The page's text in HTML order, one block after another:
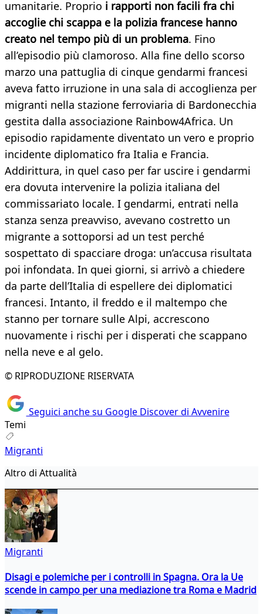
umanitarie. Proprio i rapporti non facili fra chi
accoglie chi scappa e la polizia francese hanno
creato nel tempo più di un problema. Fino
all’episodio più clamoroso. Alla fine dello scorso
marzo una pattuglia di cinque gendarmi francesi
aveva fatto irruzione in una sala di accoglienza per
migranti nella stazione ferroviaria di Bardonecchia
gestita dalla associazione Rainbow4Africa. Un
episodio rapidamente diventato un vero e proprio
incidente diplomatico fra Italia e Francia.
Addirittura, in quel caso per far uscire i gendarmi
era dovuta intervenire la polizia italiana del
commissariato locale. I gendarmi, entrati nella
stanza senza preavviso, avevano costretto un
migrante a sottoporsi ad un test perché
sospettato di spacciare droga: un’accusa risultata
poi infondata. In quei giorni, si arrivò a chiedere
da parte dell’Italia di espellere dei diplomatici
francesi. Intanto, il freddo e il maltempo che
stanno per tornare sulle Alpi, accrescono
nuovamente i rischi per i disperati che scappano
nella neve e al gelo.
© RIPRODUZIONE RISERVATA
Seguici anche su Google Discover di Avvenire
Temi
Migranti
Altro di Attualità
Migranti
Disagi e polemiche per i controlli in Spagna. Ora la Ue
scende in campo per una mediazione tra Roma e Madrid